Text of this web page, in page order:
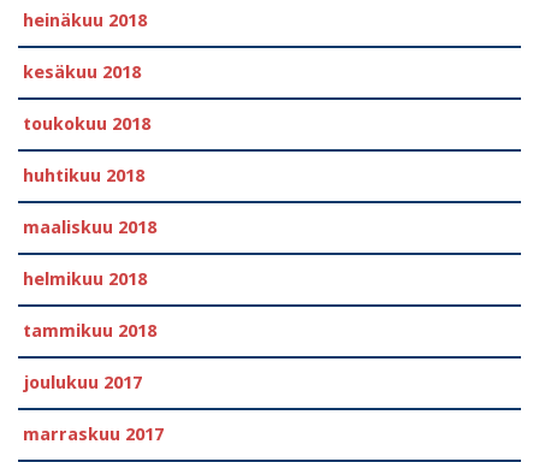
heinäkuu 2018
kesäkuu 2018
toukokuu 2018
huhtikuu 2018
maaliskuu 2018
helmikuu 2018
tammikuu 2018
joulukuu 2017
marraskuu 2017